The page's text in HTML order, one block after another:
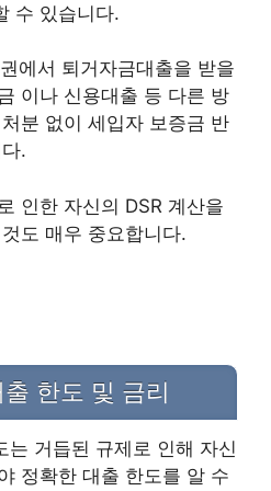
수 있습니다.
에서 퇴거자금대출을 받을
이나 신용대출 등 다른 방
분 없이 세입자 보증금 반
.
인한 자신의 DSR 계산을
도 매우 중요합니다.
한도 및 금리
는 거듭된 규제로 인해 자신
정확한 대출 한도를 알 수